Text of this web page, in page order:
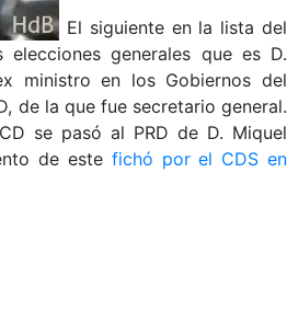
El siguiente en la lista del
generales que es D.
ministro en los Gobiernos del
de la que fue secretario general.
se pasó al PRD de D. Miquel
de este fichó por el CDS en